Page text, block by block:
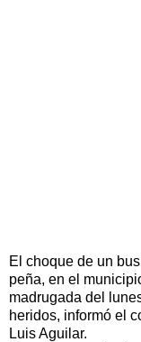
El choque de un
peña, en el
madrugada del
heridos, informó el
Luis Aguilar.